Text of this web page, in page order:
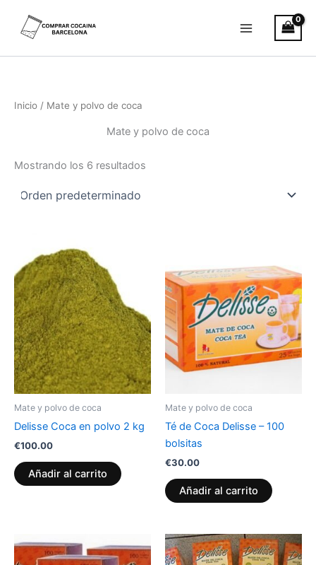
contenido
Inicio / Mate y polvo de coca
Mate y polvo de coca
Mostrando los 6 resultados
Mate y polvo de coca
Delisse Coca en polvo 2 kg
€100.00
Añadir al carrito
Mate y polvo de coca
Té de Coca Delisse – 100
bolsitas
€30.00
Añadir al carrito